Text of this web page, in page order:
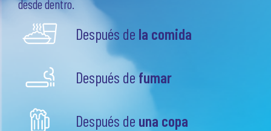
desde dentro.
Después de la comida
Después defumar
Después de una copa